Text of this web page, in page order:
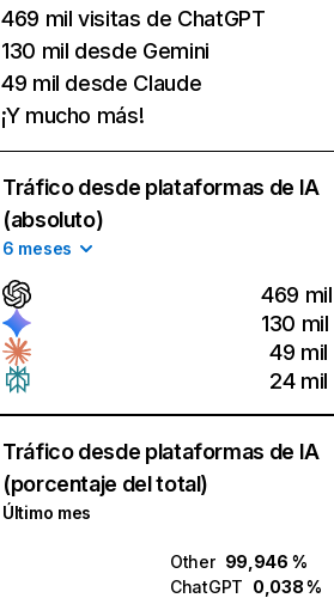
469 mil visitas de ChatGPT
130 mil desde Gemini
49 mil desde Claude
¡Y mucho más!
Tráfico desde plataformas de IA
(absoluto)
6 meses
469 mil
130 mil
49 mil
24 mil
Tráfico desde plataformas de IA
(porcentaje del total)
Último mes
Other 99,946 %
ChatGPT 0,038 %